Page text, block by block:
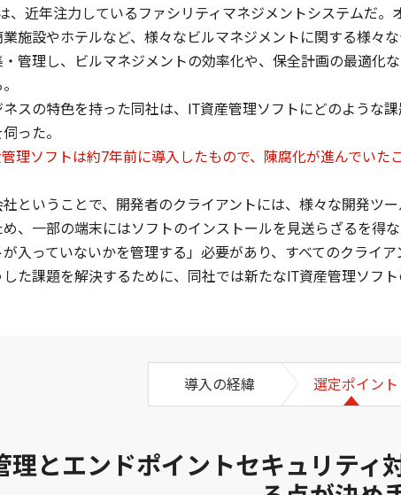
、近年注力しているファシリティマネジメントシステムだ。
施設やホテルなど、様々なビルマネジメントに関する様々
・管理し、ビルマネジメントの効率化や、保全計画の最適化
ネスの特色を持った同社は、IT資産管理ソフトにどのような
った。
管理ソフトは約7年前に導入したもので、陳腐化が進んでい
ということで、開発者のクライアントには、様々な開発ツ
め、一部の端末にはソフトのインストールを見送らざるを得
入っていないかを管理する」必要があり、すべてのクライ
た課題を解決するために、同社では新たなIT資産管理ソフト
理とエンドポイントセキュリティ
導入の経緯 選定ポイント